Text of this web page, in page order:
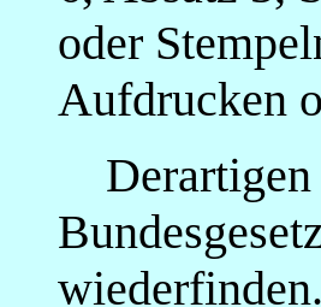
oder
Aufdrucken
Derartigen